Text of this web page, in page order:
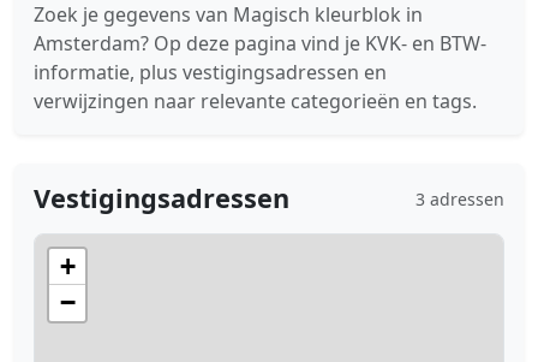
Zoek je gegevens van Magisch kleurblok in
Amsterdam? Op deze pagina vind je KVK- en BTW-
informatie, plus vestigingsadressen en
verwijzingen naar relevante categorieën en tags.
Vestigingsadressen 3 adressen
+
−